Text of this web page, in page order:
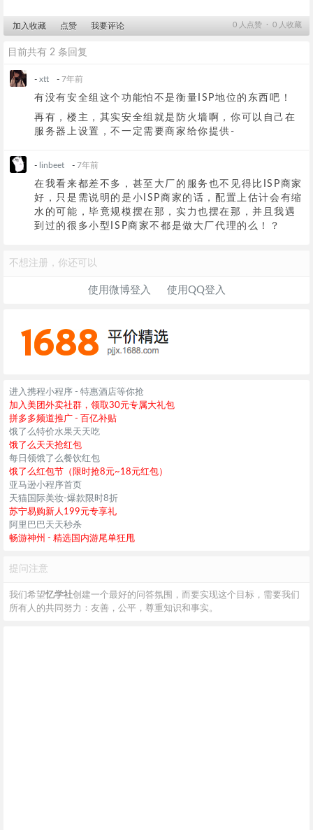
0 人点赞 ∙ 0 人收藏
加入收藏 点赞 我要评论
目前共有 2 条回复
-xtt -7年前
有没有安全组这个功能怕不是衡量ISP地位的东西吧！
再有，楼主，其实安全组就是防火墙啊，你可以自己在
服务器上设置，不一定需要商家给你提供-
- linbeet -7年前
在我看来都差不多，甚至大厂的服务也不见得比ISP商家
好，只是需说明的是小ISP商家的话，配置上估计会有缩
水的可能，毕竟规模摆在那，实力也摆在那，并且我遇
到过的很多小型ISP商家不都是做大厂代理的么！？
不想注册，你还可以
使用微博登入 使用QQ登入
进入携程小程序 - 特惠酒店等你抢
加入美团外卖社群，领取30元专属大礼包
拼多多频道推广 - 百亿补贴
饿了么特价水果天天吃
饿了么天天抢红包
每日领饿了么餐饮红包
饿了么红包节（限时抢8元~18元红包）
亚马逊小程序首页
天猫国际美妆-爆款限时8折
苏宁易购新人199元专享礼
阿里巴巴天天秒杀
畅游神州 - 精选国内游尾单狂甩
提问注意
我们希望忆学社创建一个最好的问答氛围，而要实现这个目标，需要我们
所有人的共同努力：友善，公平，尊重知识和事实。